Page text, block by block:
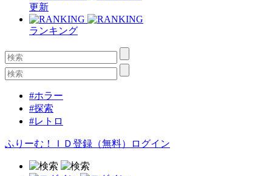
更新
ランキング
#ホラー
#探索
#レトロ
ふりーむ！ＩＤ登録（無料） ログイン